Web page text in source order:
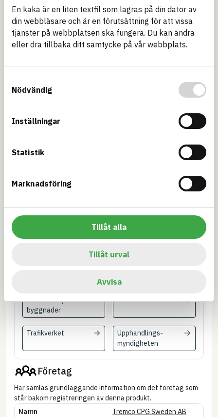
En kaka är en liten textfil som lagras på din dator av
din webbläsare och är en förutsättning för att vissa
tjänster på webbplatsen ska fungera. Du kan ändra
eller dra tillbaka ditt samtycke på vår webbplats.
Nödvändig
Inställningar
Statistik
Marknadsföring
Tillåt alla
Tillåt urval
Avvisa
eBVD, är ett digitalt bransch­gemensamt format vars syfte är
att skapa spårbarhet genom värde­kedjan. Formatet utgör en
samlad och överens­kommen grund för att informera om en
varas eller kemisk produkts miljö­aspekter i olika skeden av
ID
Se hur artikeln förhåller sig till andra kravställare och
BREEAM NOR
Substances of
concern (SoC)
inspektionen
Stockholms,
Svanen – Nya
byggnader
Svenska kraftnät
Trafikverket
Upphandlings­
myndigheten
Företag
Här samlas grundläggande information om det företag som
står bakom registreringen av denna produkt.
Namn
Tremco CPG Sweden AB